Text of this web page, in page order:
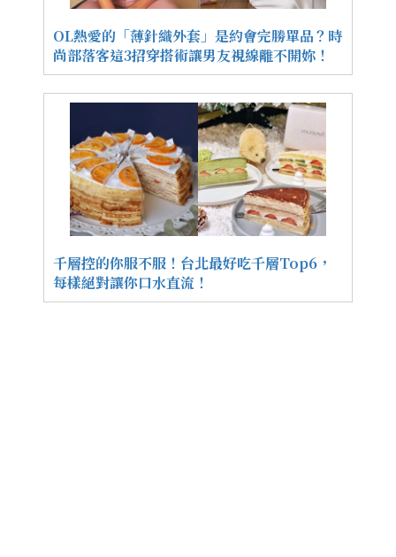
OL熱愛的「薄針織外套」是約會完勝單品？時
尚部落客這3招穿搭術讓男友視線離不開妳！
千層控的你服不服！台北最好吃千層Top6，
每樣絕對讓你口水直流！